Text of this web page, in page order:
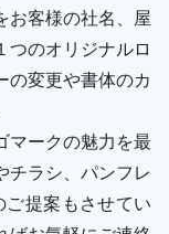
お客様の社名、屋
つのオリジナルロ
の変更や書体のカ
マークの魅力を最
チラシ、パンフレ
提案もさせてい